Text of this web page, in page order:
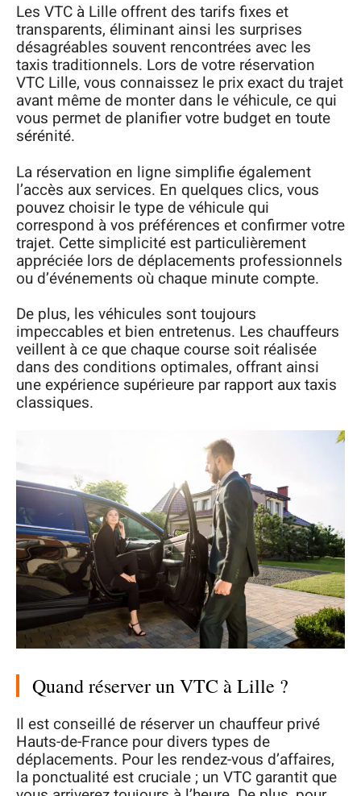
Les VTC à Lille offrent des tarifs fixes et
transparents, éliminant ainsi les surprises
désagréables souvent rencontrées avec les
taxis traditionnels. Lors de votre réservation
VTC Lille, vous connaissez le prix exact du trajet
avant même de monter dans le véhicule, ce qui
vous permet de planifier votre budget en toute
sérénité.
La réservation en ligne simplifie également
l’accès aux services. En quelques clics, vous
pouvez choisir le type de véhicule qui
correspond à vos préférences et confirmer votre
trajet. Cette simplicité est particulièrement
appréciée lors de déplacements professionnels
ou d’événements où chaque minute compte.
De plus, les véhicules sont toujours
impeccables et bien entretenus. Les chauffeurs
veillent à ce que chaque course soit réalisée
dans des conditions optimales, offrant ainsi
une expérience supérieure par rapport aux taxis
classiques.
Quand réserver un VTC à Lille ?
Il est conseillé de réserver un chauffeur privé
Hauts-de-France pour divers types de
déplacements. Pour les rendez-vous d’affaires,
la ponctualité est cruciale ; un VTC garantit que